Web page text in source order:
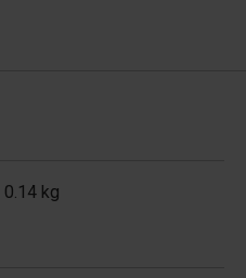
0.14 kg